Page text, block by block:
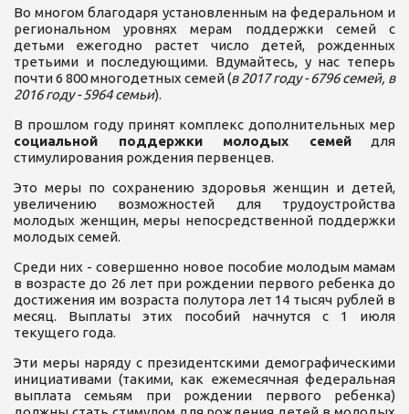
Во многом благодаря установленным на федеральном и
региональном уровнях мерам поддержки семей с
детьми ежегодно растет число детей, рожденных
третьими и последующими. Вдумайтесь, у нас теперь
почти 6 800 многодетных семей (в 2017 году - 6796 семей, в
2016 году - 5964 семьи).
В прошлом году принят комплекс дополнительных мер
социальной поддержки молодых семейдля
стимулирования рождения первенцев.
Это меры по сохранению здоровья женщин и детей,
увеличению возможностей для трудоустройства
молодых женщин, меры непосредственной поддержки
молодых семей.
Среди них - совершенно новое пособие молодым мамам
в возрасте до 26 лет при рождении первого ребенка до
достижения им возраста полутора лет 14 тысяч рублей в
месяц. Выплаты этих пособий начнутся с 1 июля
текущего года.
Эти меры наряду с президентскими демографическими
инициативами (такими, как ежемесячная федеральная
выплата семьям при рождении первого ребенка)